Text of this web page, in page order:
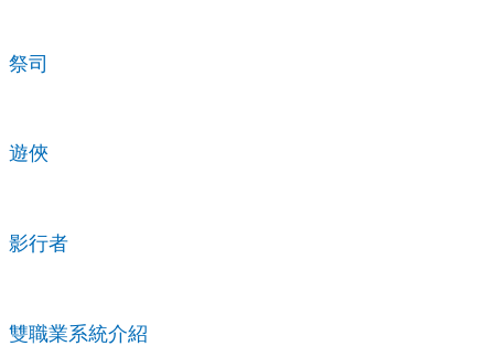
祭司
遊俠
影行者
雙職業系統介紹